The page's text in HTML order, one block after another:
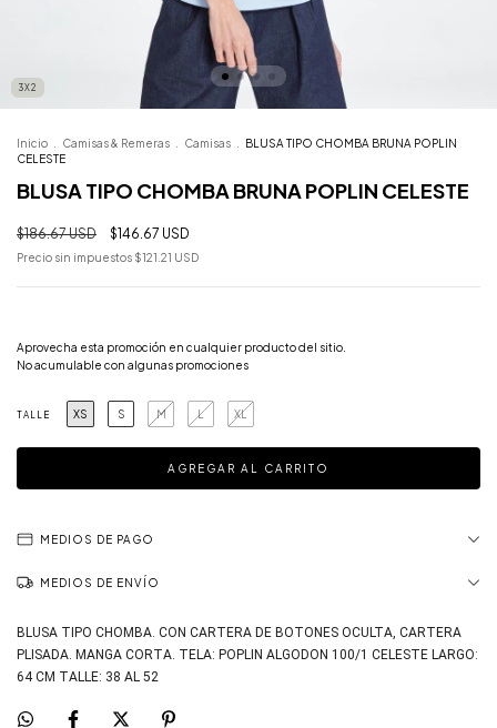
3X2
Inicio Camisas & Remeras Camisas
BLUSA TIPO CHOMBA BRUNA POPLIN
CELESTE
BLUSA TIPO CHOMBA BRUNA POPLIN CELESTE
$186.67 USD $146.67 USD
Precio sin impuestos $121.21 USD
Aprovecha esta promoción en cualquier producto del sitio.
No acumulable con algunas promociones
TALLE XS S M L XL
MEDIOS DE PAGO
MEDIOS DE ENVÍO
BLUSA TIPO CHOMBA. CON CARTERA DE BOTONES OCULTA, CARTERA
PLISADA. MANGA CORTA. TELA: POPLIN ALGODON 100/1 CELESTE LARGO:
64 CM TALLE: 38 AL 52